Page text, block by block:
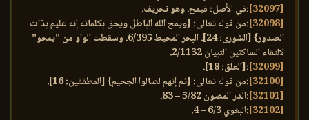
[32097]
:في الأصل: فيمح. وهو تحريف.
[32098]
:من قوله تعالى: {ويمح الله الباطل ويحق بكلماته إنه عليم بذات
الصدور} [الشورى: 24]. البحر المحيط 6/395. وسقطت الواو من "يمحو"
لالتقاء الساكنين التبيان 2/1132.
[32099]
:[العلق: 18].
[32100]
:من قوله تعالى: {ثم إنهم لصالوا الجحيم} [المطففين: 16].
[32101]
:الدر المصون 5/82 – 83.
[32102]
:البغوي 6/3 – 4.